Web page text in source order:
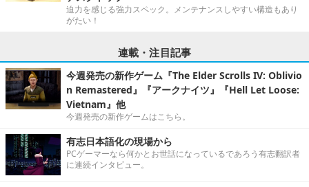
迫力を感じる強力スペック。メンテナンスしやすい構造もあり
がたい！
連載・注目記事
今週発売の新作ゲーム『The Elder Scrolls IV: Oblivio
n Remastered』『アークナイツ』『Hell Let Loose:
Vietnam』他
今週発売の新作ゲームはこちら。
有志日本語化の現場から
PCゲーマーなら何かとお世話になっているであろう有志翻訳者
に連続インタビュー。